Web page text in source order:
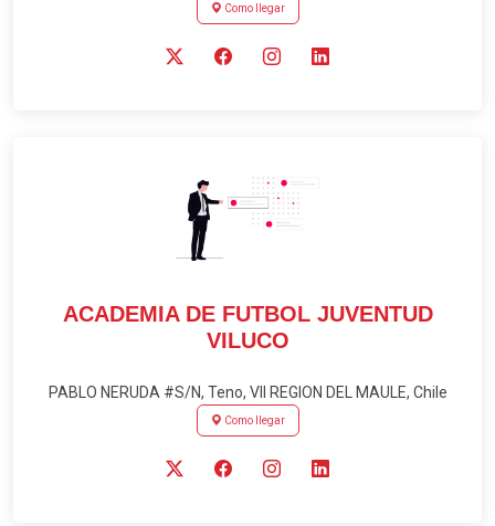
Como llegar
ACADEMIA DE FUTBOL JUVENTUD
VILUCO
PABLO NERUDA #S/N, Teno, VII REGION DEL MAULE, Chile
Como llegar